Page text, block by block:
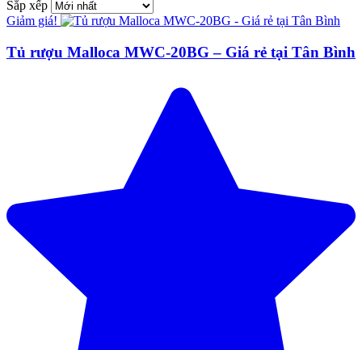
Sắp xếp
Giảm giá!
Tủ rượu Malloca MWC-20BG – Giá rẻ tại Tân Bình